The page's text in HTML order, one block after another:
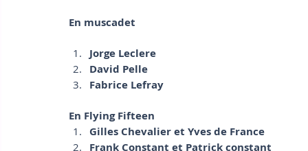
En muscadet
Jorge Leclere
David Pelle
Fabrice Lefray
En Flying Fifteen
Gilles Chevalier et Yves de France
Frank Constant et Patrick constant